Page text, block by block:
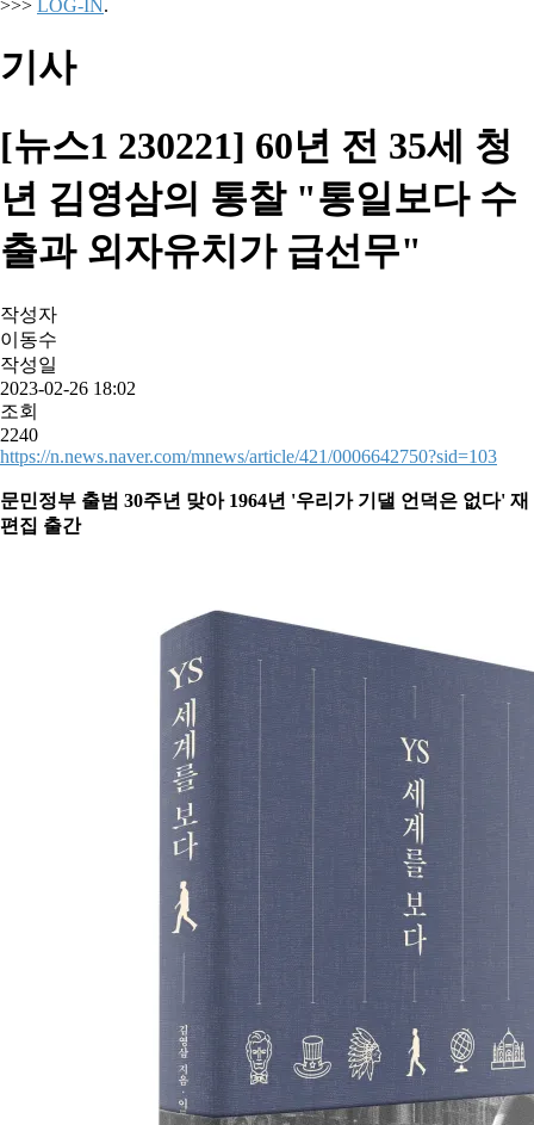
>>> LOG-IN .
기사
[뉴스1 230221] 60년 전 35세 청
년 김영삼의 통찰 "통일보다 수
출과 외자유치가 급선무"
작성자
이동수
작성일
2023-02-26 18:02
조회
2240
https://n.news.naver.com/mnews/article/421/0006642750?sid=103
문민정부 출범 30주년 맞아 1964년 '우리가 기댈 언덕은 없다' 재
편집 출간